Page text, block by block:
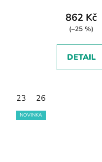
862 Kč
(–25 %)
DETAIL
23 26
NOVINKA